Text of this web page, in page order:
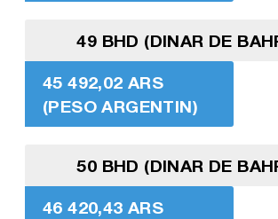
49 BHD (DINAR DE
45 492,02 ARS
(PESO ARGENTIN)
50 BHD (DINAR DE
46 420,43 ARS